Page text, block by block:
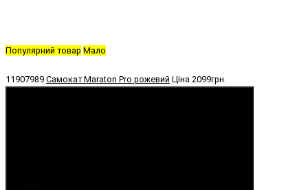
Популярний товар Мало
11907989 Самокат Maraton Pro рожевий Ціна 2099грн.